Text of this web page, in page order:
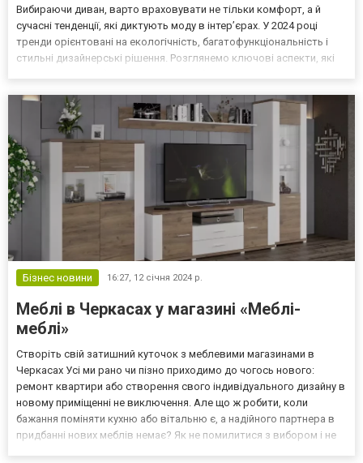
Вибираючи диван, варто враховувати не тільки комфорт, а й
сучасні тенденції, які диктують моду в інтер’єрах. У 2024 році
тренди орієнтовані на екологічність, багатофункціональність і
стильні дизайнерські рішення. Розглянемо ключові аспекти, які
Бізнес новини 16:27, 12 січня 2024 р.
Меблі в Черкасах у магазині «Меблі-
меблі»
Створіть свій затишний куточок з меблевими магазинами в
Черкасах Усі ми рано чи пізно приходимо до чогось нового:
ремонт квартири або створення свого індивідуального дизайну в
новому приміщенні не виключення. Але що ж робити, коли
бажання поміняти кухню або вітальню є, а надійного партнера в
придбанні нових меблів немає? Як не помилитися з вибором і не